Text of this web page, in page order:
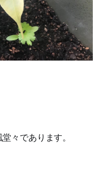
々であります。